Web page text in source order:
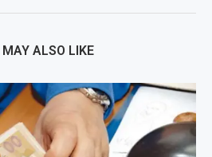
MAY ALSO LIKE